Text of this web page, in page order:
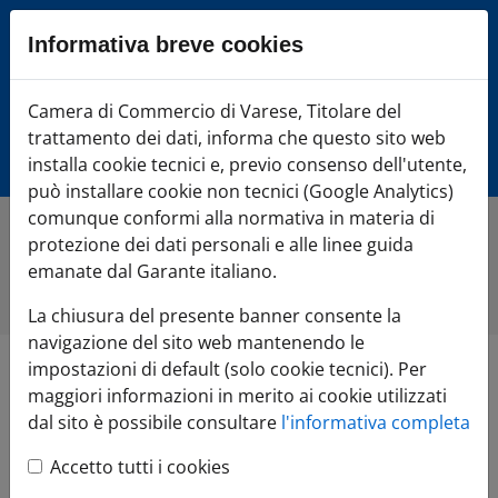
Sezione salto blocchi
Vai alla sezione dedicata alle informazioni correlate
Vai al footer
Camera di Commercio Varese
Home»Comunicazione»Tutte le notizie»Variazione
indice Istat dei prezzi al consumo di novembre
2025: +1,0 per cento
Variazione
indice Istat dei prezzi
Informativa breve cookies
Camera di Commercio di Varese, Titolare del
trattamento dei dati, informa che questo sito web
installa cookie tecnici e, previo consenso dell'utente,
può installare cookie non tecnici (Google Analytics)
comunque conformi alla normativa in materia di
protezione dei dati personali e alle linee guida
emanate dal Garante italiano.
La chiusura del presente banner consente la
navigazione del sito web mantenendo le
impostazioni di default (solo cookie tecnici). Per
maggiori informazioni in merito ai cookie utilizzati
dal sito è possibile consultare l'informativa completa
Accetto tutti i cookies